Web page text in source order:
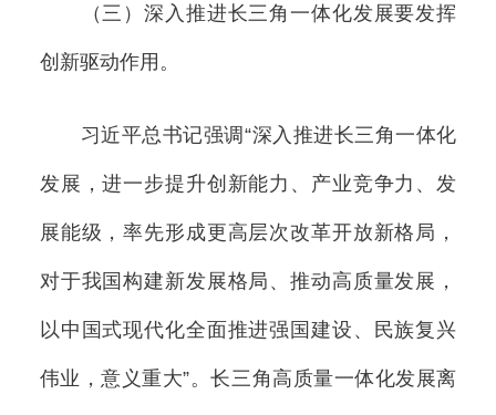
（三）深入推进长三角一体化发展要发挥
创新驱动作用。
习近平总书记强调“深入推进长三角一体化
发展，进一步提升创新能力、产业竞争力、发
展能级，率先形成更高层次改革开放新格局，
对于我国构建新发展格局、推动高质量发展，
以中国式现代化全面推进强国建设、民族复兴
伟业，意义重大”。长三角高质量一体化发展离